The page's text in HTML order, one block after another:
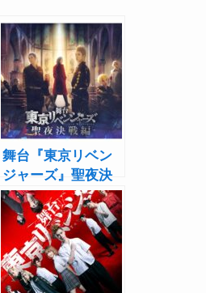
舞台『東京リベン
ジャーズ』聖夜決
戦編ビジュアル公
開！「京まふ」
MBSブースでのチ
ラシ配布も